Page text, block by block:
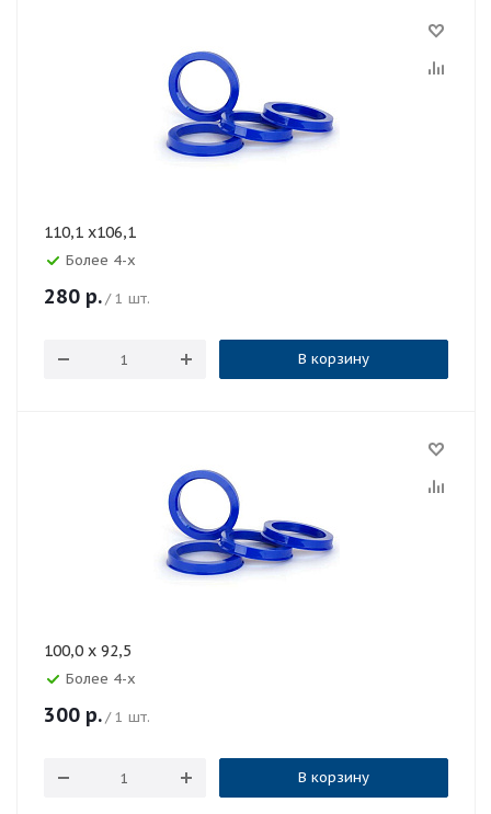
110,1 x106,1
Более 4-х
280 р./ 1 шт.
В корзину
100,0 x 92,5
Более 4-х
300 р./ 1 шт.
В корзину